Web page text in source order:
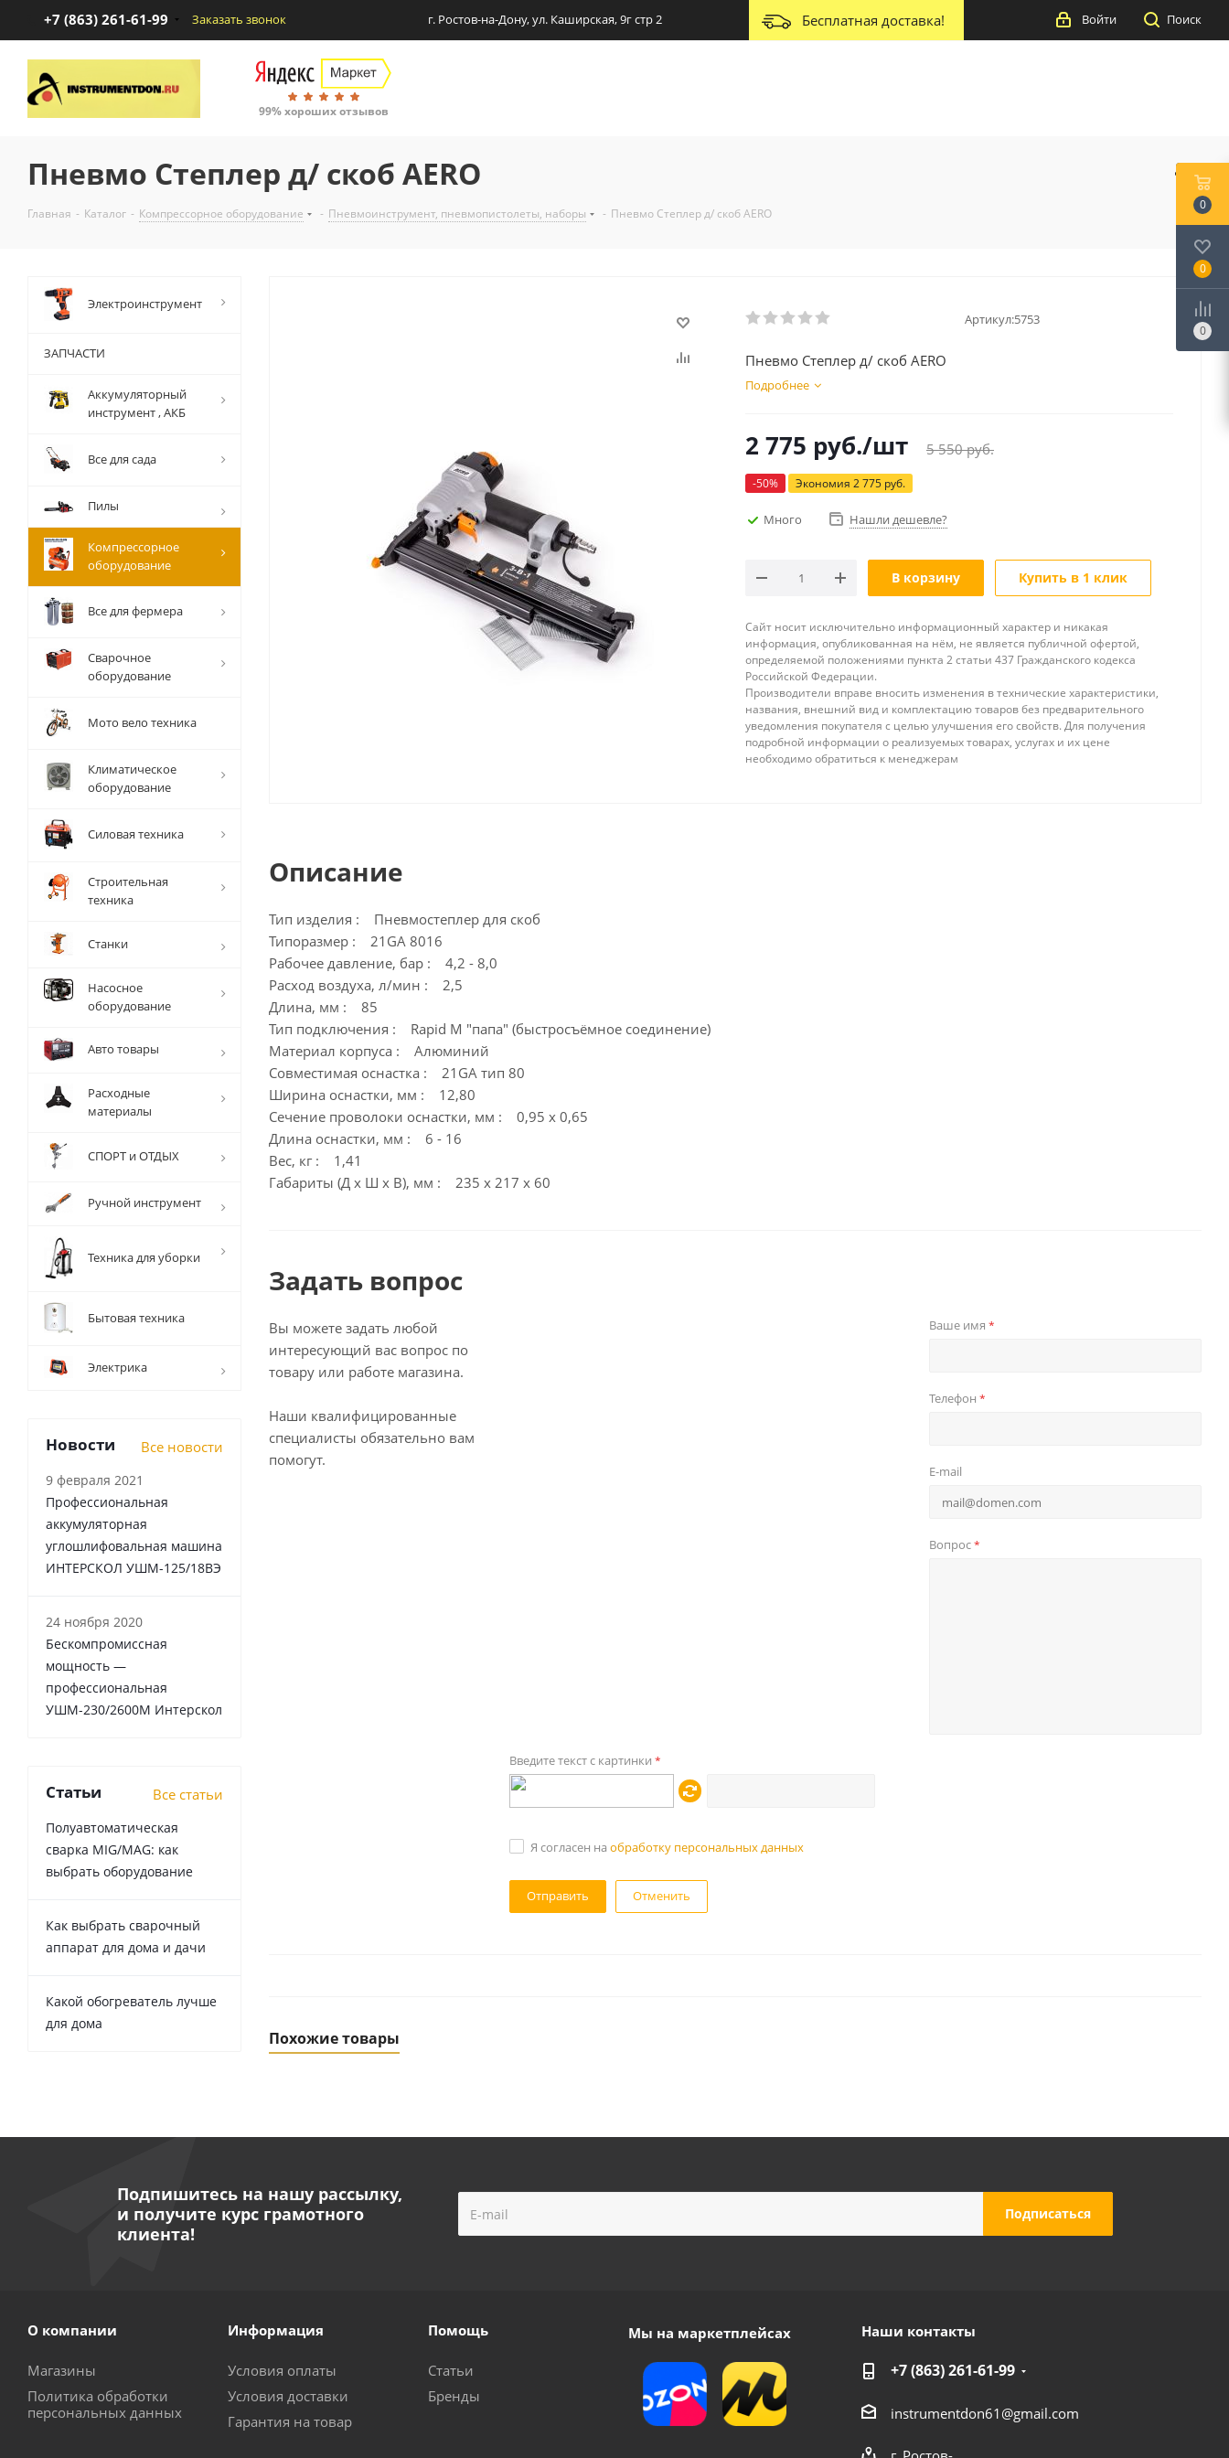
+7 (863) 261-61-99 Заказать звонок г. Ростов-на-Дону, ул. Каширская, 9г стр 2 Бесплатная доставка! Поиск
Войти
99% хороших отзывов
Пневмо Степлер д/ скоб AERO
Главная - Каталог - Компрессорное оборудование - Пневмоинструмент, пневмопистолеты, наборы - Пневмо Степлер д/ скоб AERO
Артикул:5753
Пневмо Степлер д/ скоб AERO
Подробнее
2 775 руб./шт 5 550руб.
-50% Экономия 2 775 руб.
Много Нашли дешевле?
В корзину Купить в 1 клик
Сайт носит исключительно информационный характер и никакая
информация, опубликованная на нём, не является публичной офертой,
определяемой положениями пункта 2 статьи 437 Гражданского кодекса
Российской Федерации.
Производители вправе вносить изменения в технические характеристики,
названия, внешний вид и комплектацию товаров без предварительного
уведомления покупателя с целью улучшения его свойств. Для получения
подробной информации о реализуемых товарах, услугах и их цене
необходимо обратиться к менеджерам
Описание
Тип изделия : Пневмостеплер для скоб
Типоразмер : 21GA 8016
Рабочее давление, бар : 4,2 - 8,0
Расход воздуха, л/мин : 2,5
Длина, мм : 85
Тип подключения : Rapid M "папа" (быстросъёмное соединение)
Материал корпуса : Алюминий
Совместимая оснастка : 21GA тип 80
Ширина оснастки, мм : 12,80
Сечение проволоки оснастки, мм : 0,95 х 0,65
Длина оснастки, мм : 6 - 16
Вес, кг : 1,41
Габариты (Д х Ш х В), мм : 235 х 217 х 60
Задать вопрос
Вы можете задать любой
интересующий вас вопрос по
товару или работе магазина.
Наши квалифицированные
специалисты обязательно вам
помогут.
Ваше имя *
Телефон *
E-mail
Вопрос*
Введите текст с картинки *
Я согласен на обработку персональных данных
Отменить
Похожие товары
Электроинструмент
ЗАПЧАСТИ
Аккумуляторный
инструмент , АКБ
Все для сада
Пилы
Компрессорное
оборудование
Все для фермера
Сварочное
оборудование
Мото вело техника
Климатическое
оборудование
Силовая техника
Строительная
техника
Станки
Насосное
оборудование
Авто товары
Расходные
материалы
СПОРТ и ОТДЫХ
Ручной инструмент
Техника для уборки
Бытовая техника
Электрика
Новости Все новости
9 февраля 2021
Профессиональная
аккумуляторная
углошлифовальная машина
ИНТЕРСКОЛ УШМ-125/18ВЭ
24 ноября 2020
Бескомпромиссная
мощность —
профессиональная
УШМ-230/2600М Интерскол
Статьи Все статьи
Полуавтоматическая
сварка MIG/MAG: как
выбрать оборудование
Как выбрать сварочный
аппарат для дома и дачи
Какой обогреватель лучше
для дома
Подпишитесь на нашу рассылку,
и получите курс грамотного
клиента!
О компании
Магазины
Политика обработки
персональных данных
Информация
Условия оплаты
Условия доставки
Гарантия на товар
Помощь
Статьи
Бренды
Мы на маркетплейсах Наши контакты
+7 (863) 261-61-99
instrumentdon61@gmail.com
0
0
0